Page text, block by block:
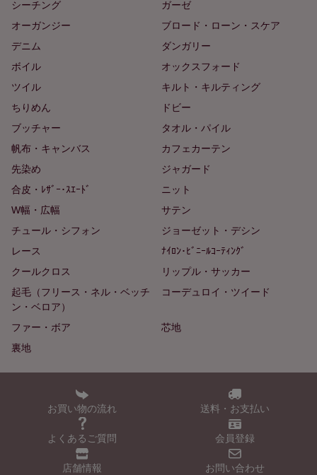
シーチング
ガーゼ
オーガンジー
ブロード・ローン・スケア
デニム
ダンガリー
ボイル
オックスフォード
ツイル
キルト・キルティング
ちりめん
ドビー
ブッチャー
タオル・パイル
帆布・キャンバス
カフェカーテン
先染め
ジャガード
合皮・ﾚｻﾞｰ･ｽｴｰﾄﾞ
ニット
W幅・広幅
サテン
チュール・シフォン
ジョーゼット・デシン
レース
ﾅｲﾛﾝ･ﾋﾞﾆｰﾙｺｰﾃｨﾝｸﾞ
クールクロス
リップル・サッカー
起毛（フリース・ネル・ベッチ
ン・ベロア）
コーデュロイ・ツイード
ファー・ボア
芯地
裏地
お買い物の流れ 送料・お支払い
よくあるご質問 会員登録
店舗情報 お問い合わせ